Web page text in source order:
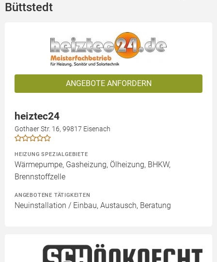
Büttstedt
ANGEBOTE ANFORDERN
heiztec24
Gothaer Str. 16, 99817 Eisenach
HEIZUNG SPEZIALGEBIETE
Wärmepumpe, Gasheizung, Ölheizung, BHKW,
Brennstoffzelle
ANGEBOTENE TÄTIGKEITEN
Neuinstallation / Einbau, Austausch, Beratung